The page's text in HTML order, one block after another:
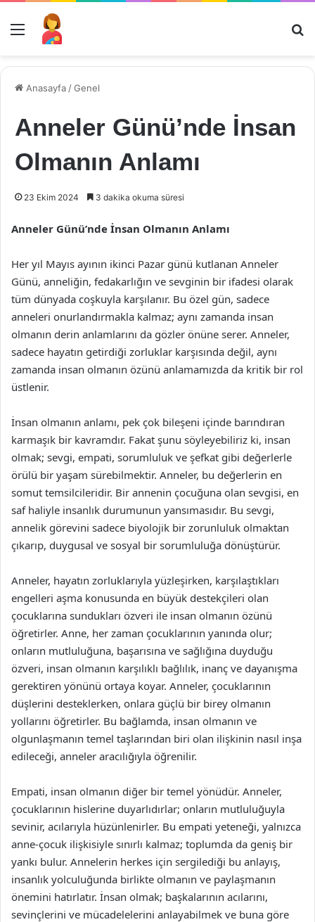
Menü
Anasayfa /Genel
Anneler Günü’nde İnsan
Olmanın Anlamı
23 Ekim 2024 3 dakika okuma süresi
Anneler Günü’nde İnsan Olmanın Anlamı
Her yıl Mayıs ayının ikinci Pazar günü kutlanan Anneler
Günü, anneliğin, fedakarlığın ve sevginin bir ifadesi olarak
tüm dünyada coşkuyla karşılanır. Bu özel gün, sadece
anneleri onurlandırmakla kalmaz; aynı zamanda insan
olmanın derin anlamlarını da gözler önüne serer. Anneler,
sadece hayatın getirdiği zorluklar karşısında değil, aynı
zamanda insan olmanın özünü anlamamızda da kritik bir rol
üstlenir.
İnsan olmanın anlamı, pek çok bileşeni içinde barındıran
karmaşık bir kavramdır. Fakat şunu söyleyebiliriz ki, insan
olmak; sevgi, empati, sorumluluk ve şefkat gibi değerlerle
örülü bir yaşam sürebilmektir. Anneler, bu değerlerin en
somut temsilcileridir. Bir annenin çocuğuna olan sevgisi, en
saf haliyle insanlık durumunun yansımasıdır. Bu sevgi,
annelik görevini sadece biyolojik bir zorunluluk olmaktan
çıkarıp, duygusal ve sosyal bir sorumluluğa dönüştürür.
Anneler, hayatın zorluklarıyla yüzleşirken, karşılaştıkları
engelleri aşma konusunda en büyük destekçileri olan
çocuklarına sundukları özveri ile insan olmanın özünü
öğretirler. Anne, her zaman çocuklarının yanında olur;
onların mutluluğuna, başarısına ve sağlığına duyduğu
özveri, insan olmanın karşılıklı bağlılık, inanç ve dayanışma
gerektiren yönünü ortaya koyar. Anneler, çocuklarının
düşlerini desteklerken, onlara güçlü bir birey olmanın
yollarını öğretirler. Bu bağlamda, insan olmanın ve
olgunlaşmanın temel taşlarından biri olan ilişkinin nasıl inşa
edileceği, anneler aracılığıyla öğrenilir.
Empati, insan olmanın diğer bir temel yönüdür. Anneler,
çocuklarının hislerine duyarlıdırlar; onların mutluluğuyla
sevinir, acılarıyla hüzünlenirler. Bu empati yeteneği, yalnızca
anne-çocuk ilişkisiyle sınırlı kalmaz; toplumda da geniş bir
yankı bulur. Annelerin herkes için sergilediği bu anlayış,
insanlık yolculuğunda birlikte olmanın ve paylaşmanın
önemini hatırlatır. İnsan olmak; başkalarının acılarını,
sevinçlerini ve mücadelelerini anlayabilmek ve buna göre